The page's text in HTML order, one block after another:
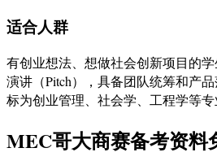
适合人群
有创业想法、想做社会创新项目的
演讲（Pitch），具备团队统筹和产
标为创业管理、社会学、工程学等专
MEC哥大商赛备考资料